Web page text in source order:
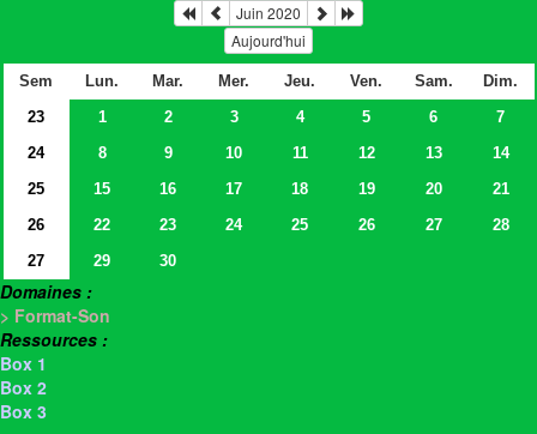
Juin 2020
Aujourd'hui
Sem Lun. Mar. Mer. Jeu. Ven. Sam.
Dim.
23
1 2 3 4 5 6
7
24
8 9 10 11 12 13
14
25
15 16 17 18 19 20
21
26
22 23 24 25 26 27
28
27
29 30
Domaines :
> Format-Son
Ressources :
Box 1
Box 2
Box 3